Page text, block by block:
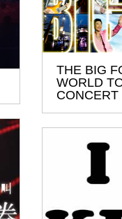
THE BIG
WORLD
CONCERT